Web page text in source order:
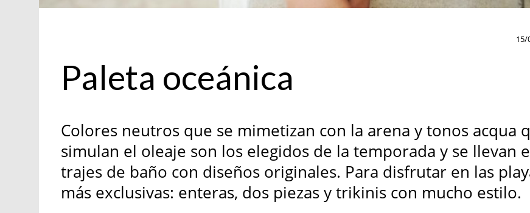
15/
Paleta oceánica
Colores neutros que se mimetizan con la arena y tonos acqua
simulan el oleaje son los elegidos de la temporada y se llevan
trajes de baño con diseños originales. Para disfrutar en las
más exclusivas: enteras, dos piezas y trikinis con mucho estilo.